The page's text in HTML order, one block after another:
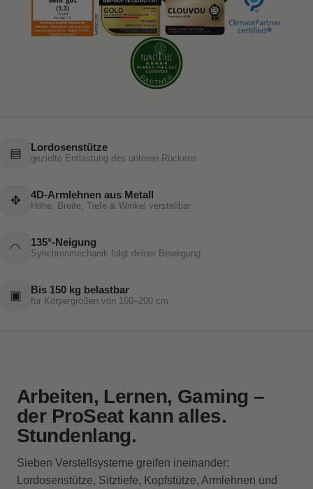
▤ Lordosenstütze
gezielte Entlastung des unteren Rückens
✥ 4D-Armlehnen aus Metall
Höhe, Breite, Tiefe & Winkel verstellbar
◠ 135°-Neigung
Synchronmechanik folgt deiner Bewegung
▣ Bis 150 kg belastbar
für Körpergrößen von 160–200 cm
Arbeiten, Lernen, Gaming –
der ProSeat kann alles.
Stundenlang.
Sieben Verstellsysteme greifen ineinander:
Lordosenstütze, Sitztiefe, Kopfstütze, Armlehnen und